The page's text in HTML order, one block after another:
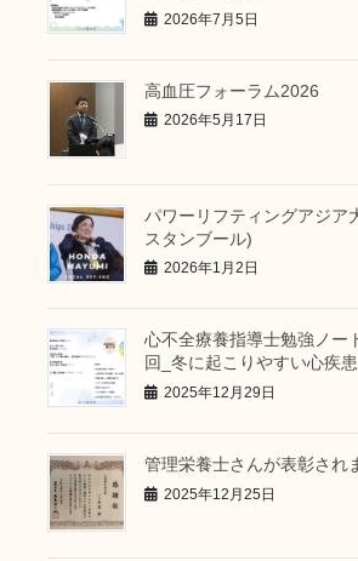
2026年7月5日
高血圧フォーラム2026
2026年5月17日
パワーリフティングアジア
スタンブール)
2026年1月2日
心不全療養指導士勉強ノー
回_冬に起こりやすい心疾患
2025年12月29日
管理栄養士さんが表彰され
2025年12月25日